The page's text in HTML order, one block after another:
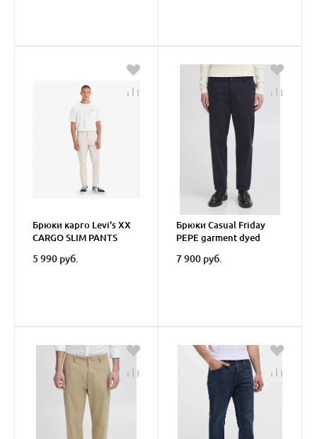
Брюки карго Levi's XX
CARGO SLIM PANTS
5 990 руб.
Брюки Casual Friday
PEPE garment dyed
7 900 руб.